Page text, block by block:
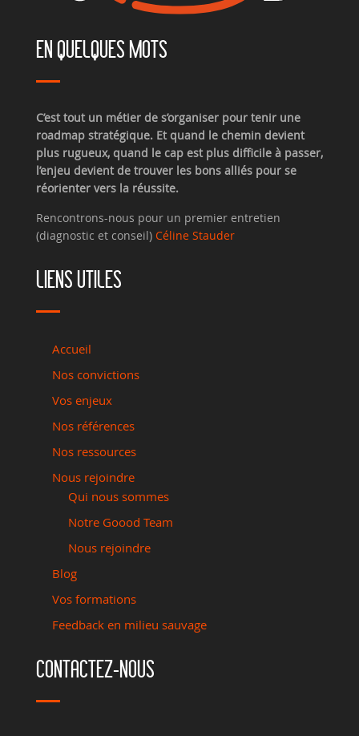
EN QUELQUES MOTS
C’est tout un métier de s’organiser pour tenir une
roadmap stratégique. Et quand le chemin devient
plus rugueux, quand le cap est plus difficile à passer,
l’enjeu devient de trouver les bons alliés pour se
réorienter vers la réussite.
Rencontrons-nous pour un premier entretien
(diagnostic et conseil) Céline Stauder
LIENS UTILES
Accueil
Nos convictions
Vos enjeux
Nos références
Nos ressources
Nous rejoindre
Qui nous sommes
Notre Goood Team
Nous rejoindre
Blog
Vos formations
Feedback en milieu sauvage
CONTACTEZ-NOUS